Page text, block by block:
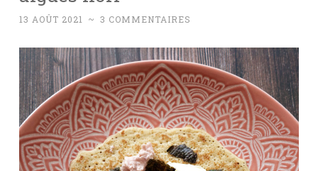
13 AOÛT 2021 ~ 3 COMMENTAIRES